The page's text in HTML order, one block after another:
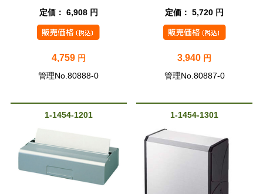
定価： 6,908 円
4,759 円
管理No.80888-0
定価： 5,720 円
3,940 円
管理No.80887-0
1-1454-1201 1-1454-1301